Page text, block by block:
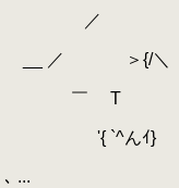
{/＼
T
ｲ}